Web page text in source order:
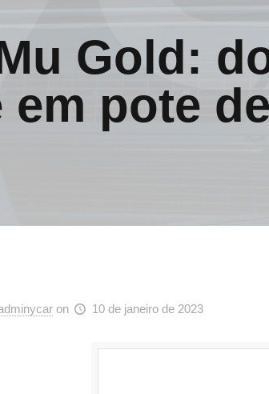
Gold:
em pote
on 10 de janeiro de 2023